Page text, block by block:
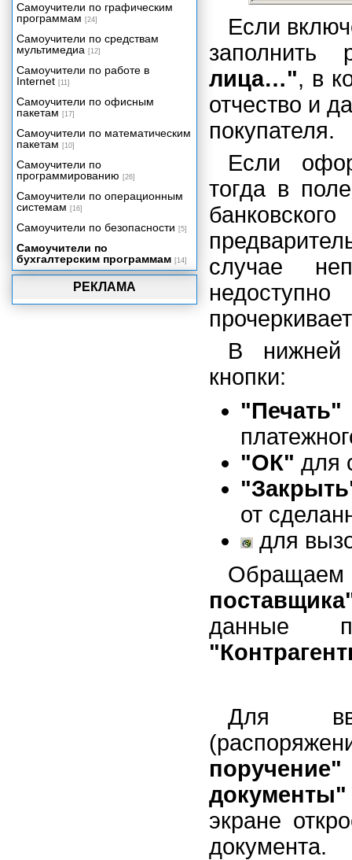
Если
заполнить
лица…", в
отчество и
покупателя.
Если
тогда в
случае
В нижней
кнопки:
"Печать"
"ОК" для
от
для
данные
Для
поручение"
документы"
экране
документа.
РЕКЛАМА
Учет операций по счетам в
Учет кассовых операций
Расчеты с подотчетными
лицами
Учет материалов
Учет поступления,
перемещения товаров
Учет основных средств
Учет нематериальных активов и
расходов на научно-
исследовательские, опытно-
конструкторские и
Учет услуг сторонних
организаций
Начисление и выплата
заработной платы
Самоучители по графическим
программам [24]
Самоучители по средствам
мультимедиа [12]
Самоучители по работе в
Internet [11]
Самоучители по офисным
пакетам [17]
Самоучители по математическим
пакетам [10]
Самоучители по
программированию [26]
Самоучители по операционным
системам [16]
Самоучители по безопасности [5]
Самоучители по
бухгалтерским программам [14]